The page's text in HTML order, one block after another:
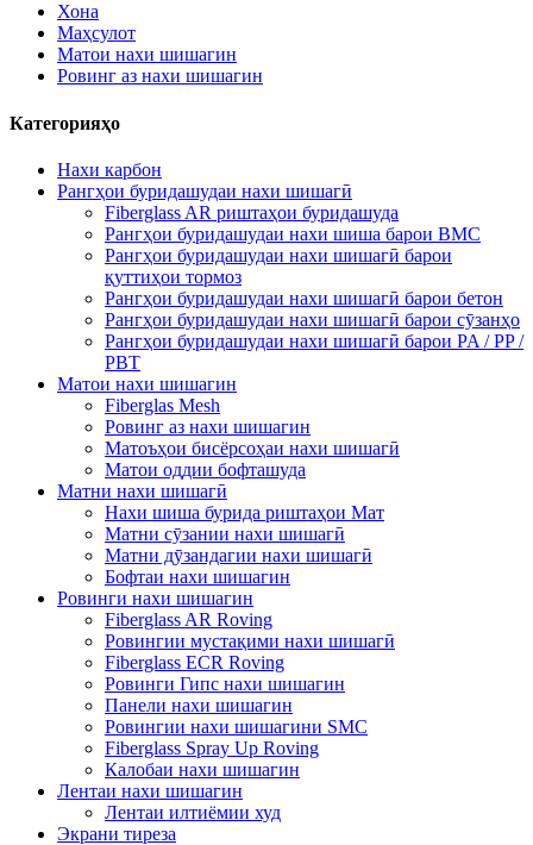
Хона
Маҳсулот
Матои нахи шишагин
Ровинг аз нахи шишагин
Категорияҳо
Нахи карбон
Рангҳои буридашудаи нахи шишагӣ
Fiberglass AR риштаҳои буридашуда
Рангҳои буридашудаи нахи шиша барои BMC
Рангҳои буридашудаи нахи шишагӣ барои
қуттиҳои тормоз
Рангҳои буридашудаи нахи шишагӣ барои бетон
Рангҳои буридашудаи нахи шишагӣ барои сӯзанҳо
Рангҳои буридашудаи нахи шишагӣ барои PA / PP /
PBT
Матои нахи шишагин
Fiberglas Mesh
Ровинг аз нахи шишагин
Матоъҳои бисёрсоҳаи нахи шишагӣ
Матои оддии бофташуда
Матни нахи шишагӣ
Нахи шиша бурида риштаҳои Мат
Матни сӯзании нахи шишагӣ
Матни дӯзандагии нахи шишагӣ
Бофтаи нахи шишагин
Ровинги нахи шишагин
Fiberglass AR Roving
Ровингии мустақими нахи шишагӣ
Fiberglass ECR Roving
Ровинги Гипс нахи шишагин
Панели нахи шишагин
Ровингии нахи шишагини SMC
Fiberglass Spray Up Roving
Калобаи нахи шишагин
Лентаи нахи шишагин
Лентаи илтиёмии худ
Экрани тиреза